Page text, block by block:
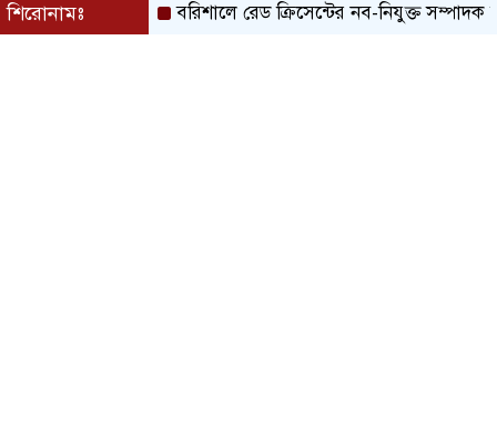
শিরোনামঃ বরিশালে রেড ক্রিসেন্টের নব-নিযুক্ত সম্পাদক